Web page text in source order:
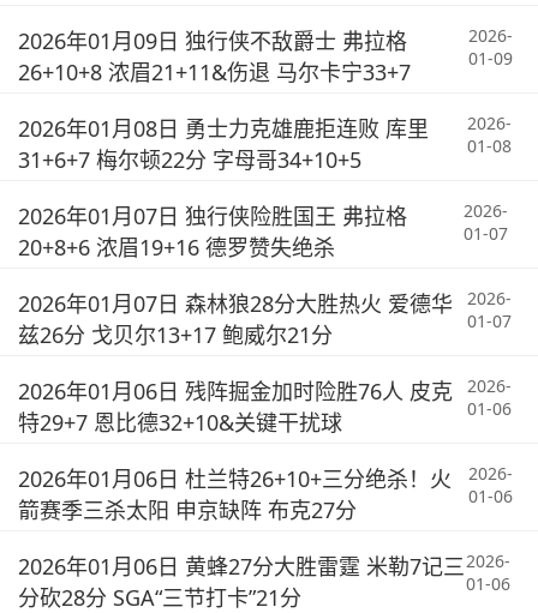
2026年01月09日 独行侠不敌爵士 弗拉格
26+10+8 浓眉21+11&伤退 马尔卡宁33+7
2026-
01-09
2026年01月08日 勇士力克雄鹿拒连败 库里
31+6+7 梅尔顿22分 字母哥34+10+5
2026-
01-08
2026年01月07日 独行侠险胜国王 弗拉格
20+8+6 浓眉19+16 德罗赞失绝杀
2026-
01-07
2026年01月07日 森林狼28分大胜热火 爱德华
兹26分 戈贝尔13+17 鲍威尔21分
2026-
01-07
2026年01月06日 残阵掘金加时险胜76人 皮克
特29+7 恩比德32+10&关键干扰球
2026-
01-06
2026年01月06日 杜兰特26+10+三分绝杀！火
箭赛季三杀太阳 申京缺阵 布克27分
2026-
01-06
2026年01月06日 黄蜂27分大胜雷霆 米勒7记三
分砍28分 SGA“三节打卡”21分
2026-
01-06